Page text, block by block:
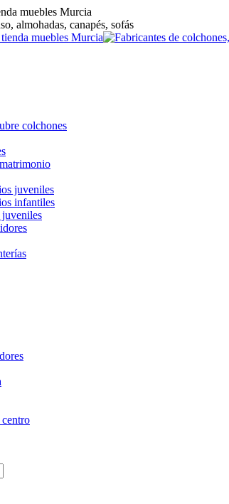
muebles Murcia
almohadas, canapés, sofás
colchones
juveniles
infantiles
centro